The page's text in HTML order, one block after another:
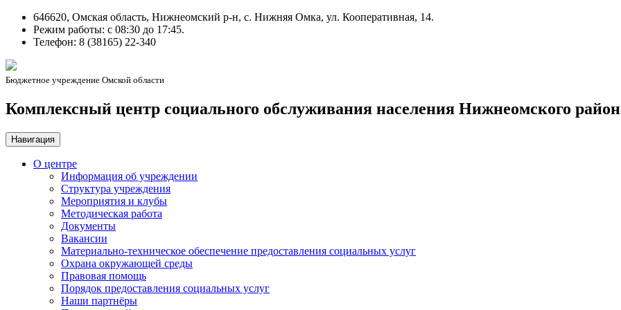
646620, Омская область, Нижнеомский р-н, с. Нижняя Омка, ул. Кооперативная, 14.
Режим работы: c 08:30 до 17:45.
Телефон: 8 (38165) 22-340
Бюджетное учреждение Омской области
Комплексный центр социального обслуживания населения Нижнеомского
Навигация
О центре
Информация об учреждении
Структура учреждения
Мероприятия и клубы
Методическая работа
Документы
Вакансии
Материально-техническое обеспечение предоставления социальных услуг
Охрана окружающей среды
Правовая помощь
Порядок предоставления социальных услуг
Наши партнёры